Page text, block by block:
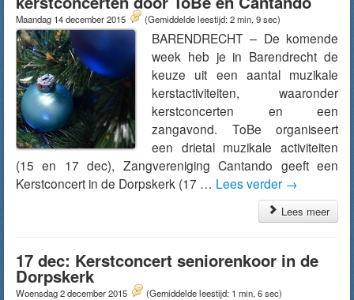
Maandag 14 december 2015 (Gemiddelde leestijd: 2 min, 9 sec)
BARENDRECHT – De komende
week heb je in Barendrecht de
keuze uit een aantal muzikale
kerstactiviteiten, waaronder
kerstconcerten en een
zangavond. ToBe organiseert
een drietal muzikale activiteiten
(15 en 17 dec), Zangvereniging Cantando geeft een
Kerstconcert in de Dorpskerk (17 … Lees verder →
Lees meer
17 dec: Kerstconcert seniorenkoor in de
Dorpskerk
Woensdag 2 december 2015 (Gemiddelde leestijd: 1 min, 6 sec)